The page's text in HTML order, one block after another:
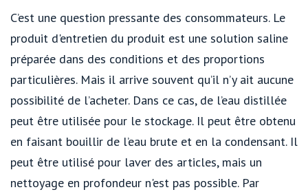
C’est une question pressante des consommateurs. Le
produit d'entretien du produit est une solution saline
préparée dans des conditions et des proportions
particulières. Mais il arrive souvent qu’il n’y ait aucune
possibilité de l’acheter. Dans ce cas, de l’eau distillée
peut être utilisée pour le stockage. Il peut être obtenu
en faisant bouillir de l’eau brute et en la condensant. Il
peut être utilisé pour laver des articles, mais un
nettoyage en profondeur n'est pas possible. Par